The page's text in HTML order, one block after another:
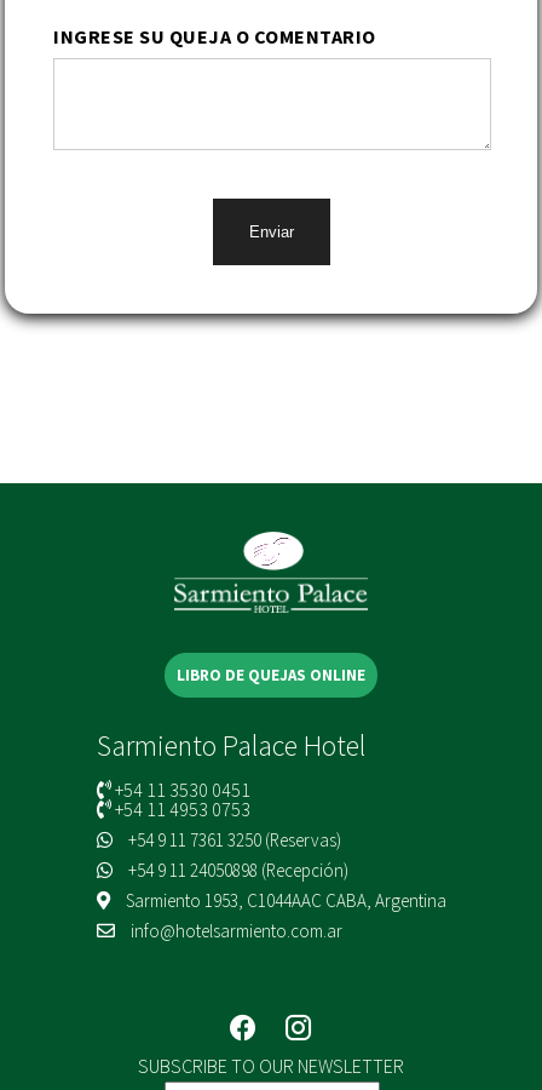
INGRESE SU QUEJA O COMENTARIO
Enviar
Sarmiento Palace Hotel
+54 11 3530 0451
+54 11 4953 0753
+54 9 11 7361 3250 (Reservas)
+54 9 11 24050898 (Recepción)
Sarmiento 1953, C1044AAC CABA, Argentina
info@hotelsarmiento.com.ar
LIBRO DE QUEJAS ONLINE
SUBSCRIBE TO OUR NEWSLETTER